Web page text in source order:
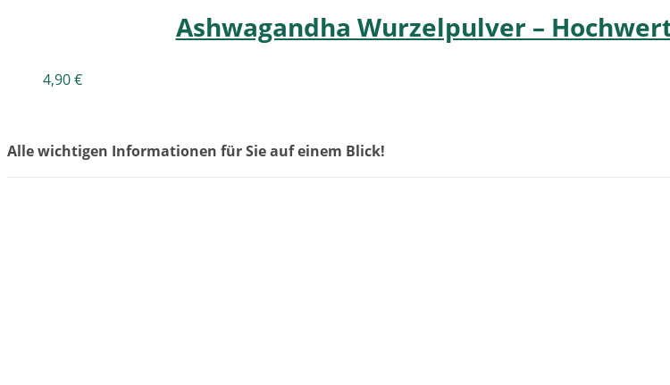
Ashwagandha Wurzelpulver –
4,90€
Alle wichtigen Informationen für Sie auf einem Blick!